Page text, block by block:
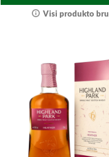
Visi produkto